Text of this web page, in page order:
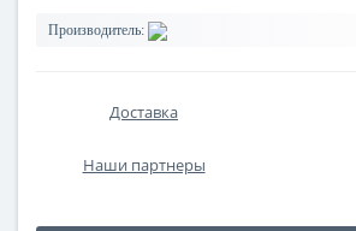
Производитель:
Доставка
Наши партнеры